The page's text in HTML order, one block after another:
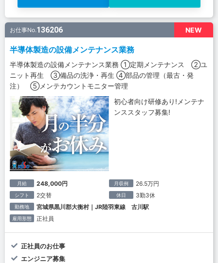
NEW
お仕事No.136206
半導体製造の設備メンテナンス業務
半導体製造の設備メンテナンス業務 ①定期メンテナンス ②ユ
ニット再生 ③備品の洗浄・再生 ④部品の管理（最古・発
注） ⑤メンテカウントモニター管理
初心者向け研修あり!メンテナ
ンススタッフ募集!
月給 248,000円 月収例 26.5万円
シフト 2交替 休日 3勤3休
勤務地 宮城県黒川郡大衡村｜JR陸羽東線 古川駅
雇用形態 正社員
正社員のお仕事
エンジニア募集